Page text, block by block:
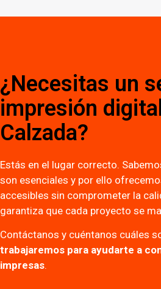
¿Necesitas un
impresión
Calzada?
Estás en el lugar correcto.
son esenciales y por ello
accesibles sin comprometer la
garantiza que cada proyecto se
Contáctanos y cuéntanos cuáles
trabajaremos para ayudarte a
impresas.